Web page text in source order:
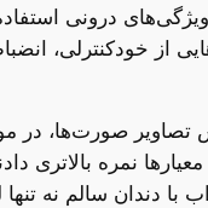
درونی
از خودکنترلی،
صورت‌ها، در
نمره
دندان سالم نه